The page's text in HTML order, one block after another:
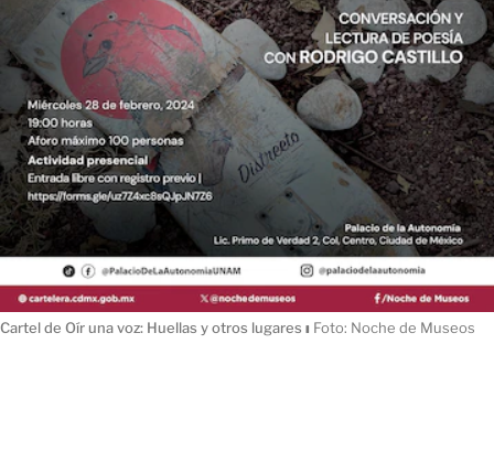
Cartel de Oír una voz: Huellas y otros lugares ı Foto: Noche de Museos